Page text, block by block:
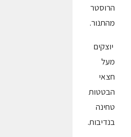
הרוסטר
מהתנור.
יוצקים
מעל
חצאי
הבטטות
טחינה
בנדיבות.